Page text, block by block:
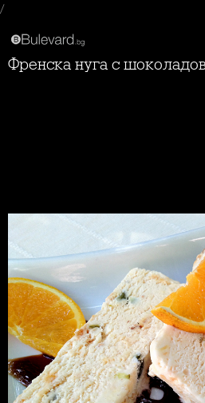
/
Френска нуга с